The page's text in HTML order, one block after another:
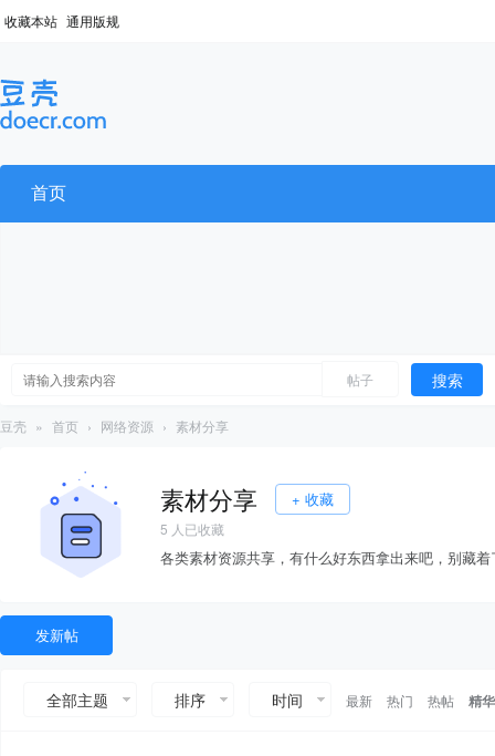
收藏本站 通用版规
首页
帖子 搜索
豆壳 » 首页 › 网络资源 › 素材分享
素材分享 + 收藏
5 人已收藏
各类素材资源共享，有什么好东西拿出来吧，别藏着
发新帖
全部主题 排序 时间 最新 热门 热帖 精华